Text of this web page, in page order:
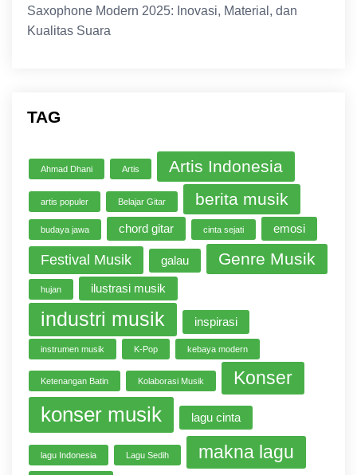
Saxophone Modern 2025: Inovasi, Material, dan
Kualitas Suara
TAG
Ahmad Dhani Artis Artis Indonesia
artis populer Belajar Gitar berita musik
budaya jawa chord gitar cinta sejati emosi
Festival Musik galau Genre Musik
hujan ilustrasi musik
industri musik inspirasi
instrumen musik K-Pop kebaya modern
Ketenangan Batin Kolaborasi Musik Konser
konser musik lagu cinta
lagu Indonesia Lagu Sedih makna lagu